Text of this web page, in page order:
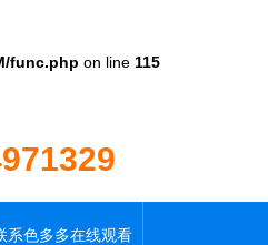
func.php on line 115
系色多多在线观看